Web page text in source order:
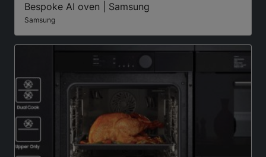
Bespoke AI oven | Samsung
Samsung